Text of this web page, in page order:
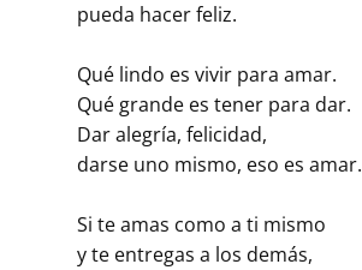
pueda hacer feliz.
Qué lindo es vivir para amar.
Qué grande es tener para dar.
Dar alegría, felicidad,
darse uno mismo, eso es amar.
Si te amas como a ti mismo
y te entregas a los demás,